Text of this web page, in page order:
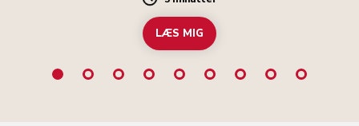
Duration
LÆS MIG